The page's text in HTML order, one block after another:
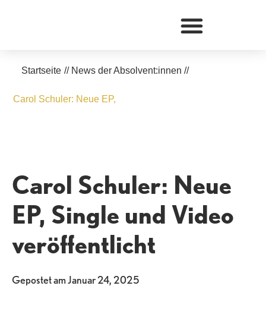
Startseite // News der Absolvent:innen //
Carol Schuler: Neue EP,
Carol Schuler: Neue
EP, Single und Video
veröffentlicht
Gepostet amJanuar 24, 2025